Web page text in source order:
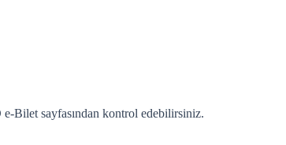
Bilet sayfasından kontrol edebilirsiniz.